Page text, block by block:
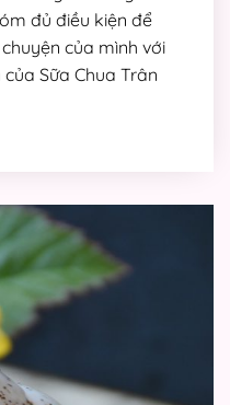
đủ điều kiện để
của mình với
Sữa Chua Trân